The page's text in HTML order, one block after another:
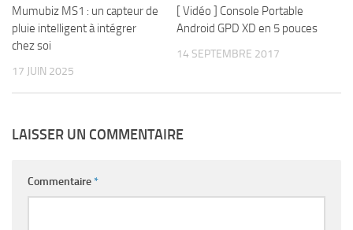
Mumubiz MS1 : un capteur de
pluie intelligent à intégrer
chez soi
17 JUIN 2025
[ Vidéo ] Console Portable
Android GPD XD en 5 pouces
14 SEPTEMBRE 2017
LAISSER UN COMMENTAIRE
Commentaire*